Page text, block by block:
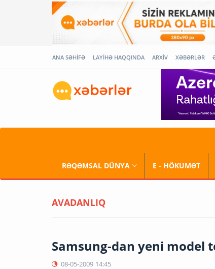
ANA SƏHİFƏ LAYİHƏ HAQQINDA ARXİV XƏBƏRLƏR
RƏQƏMSAL DÜNYA E - HÖKUMƏT
AVADANLIQ
Samsung-dan yeni model
08-05-2009 14:45